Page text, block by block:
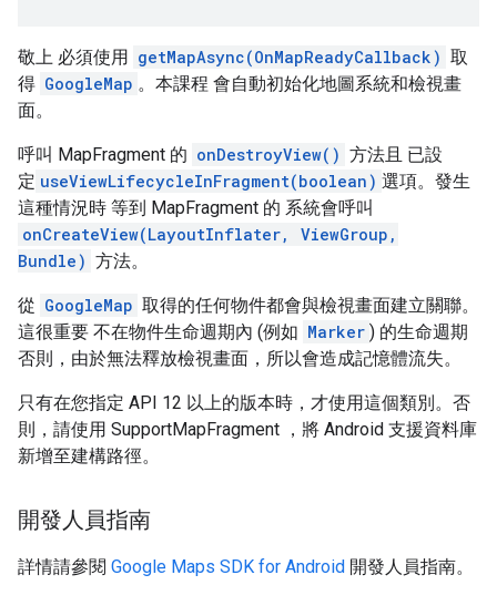
敬上 必須使用 getMapAsync(OnMapReadyCallback) 取
得 GoogleMap 。本課程 會自動初始化地圖系統和檢視畫
面。
呼叫 MapFragment 的 onDestroyView() 方法且 已設
定 useViewLifecycleInFragment(boolean) 選項。發生
這種情況時 等到 MapFragment 的 系統會呼叫
onCreateView(LayoutInflater, ViewGroup,
Bundle) 方法。
從 GoogleMap 取得的任何物件都會與檢視畫面建立關聯。
這很重要 不在物件生命週期內 (例如 Marker ) 的生命週期
否則，由於無法釋放檢視畫面，所以會造成記憶體流失。
只有在您指定 API 12 以上的版本時，才使用這個類別。否
則，請使用 SupportMapFragment ，將 Android 支援資料庫
新增至建構路徑。
開發人員指南
詳情請參閱 Google Maps SDK for Android 開發人員指南。